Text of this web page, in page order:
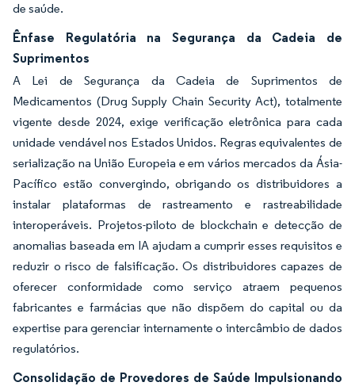
de saúde.
Ênfase Regulatória na Segurança da Cadeia de
Suprimentos
A Lei de Segurança da Cadeia de Suprimentos de
Medicamentos (Drug Supply Chain Security Act), totalmente
vigente desde 2024, exige verificação eletrônica para cada
unidade vendável nos Estados Unidos. Regras equivalentes de
serialização na União Europeia e em vários mercados da Ásia-
Pacífico estão convergindo, obrigando os distribuidores a
instalar plataformas de rastreamento e rastreabilidade
interoperáveis. Projetos-piloto de blockchain e detecção de
anomalias baseada em IA ajudam a cumprir esses requisitos e
reduzir o risco de falsificação. Os distribuidores capazes de
oferecer conformidade como serviço atraem pequenos
fabricantes e farmácias que não dispõem do capital ou da
expertise para gerenciar internamente o intercâmbio de dados
regulatórios.
Consolidação de Provedores de Saúde Impulsionando